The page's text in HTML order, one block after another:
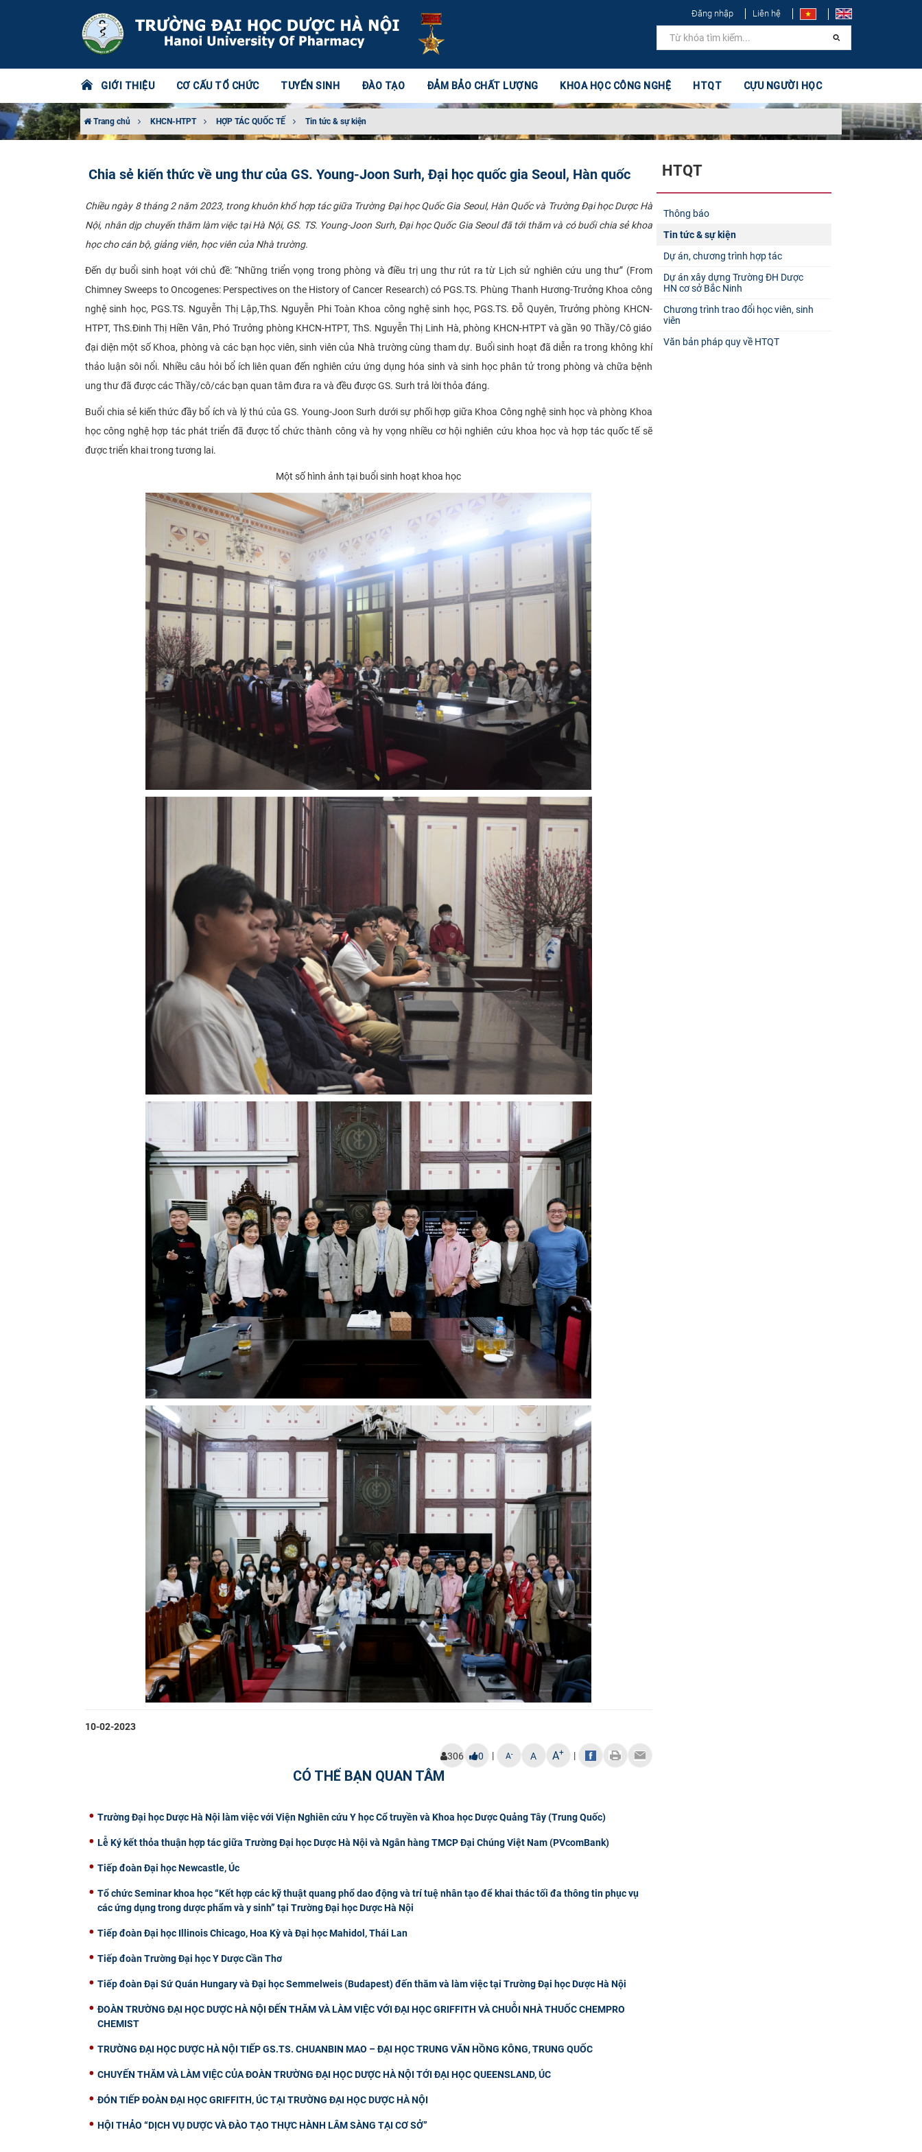
Đăng nhập Liên hệ
GIỚI THIỆU CƠ CẤU TỔ CHỨC TUYỂN SINH ĐÀO TẠO ĐẢM BẢO CHẤT LƯỢNG KHOA HỌC CÔNG NGHỆ HTQT CỰU NGƯỜI HỌC
Trang chủ KHCN-HTPT HỢP TÁC QUỐC TẾ Tin tức & sự kiện
Chia sẻ kiến thức về ung thư của GS. Young-Joon Surh, Đại học quốc gia Seoul, Hàn quốc
Chiều ngày 8 tháng 2 năm 2023, trong khuôn khổ hợp tác giữa Trường Đại học Quốc Gia Seoul, Hàn Quốc và Trường Đại học Dược Hà
Nội, nhân dịp chuyến thăm làm việc tại Hà Nội, GS. TS. Young-Joon Surh, Đại học Quốc Gia Seoul đã tới thăm và có buổi chia sẻ khoa
học cho cán bộ, giảng viên, học viên của Nhà trường.
Đến dự buổi sinh hoạt với chủ đề: “Những triển vọng trong phòng và điều trị ung thư rút ra từ Lịch sử nghiên cứu ung thư” (From
Chimney Sweeps to Oncogenes: Perspectives on the History of Cancer Research) có PGS.TS. Phùng Thanh Hương-Trưởng Khoa công
nghệ sinh học, PGS.TS. Nguyễn Thị Lập,ThS. Nguyễn Phi Toàn Khoa công nghệ sinh học, PGS.TS. Đỗ Quyên, Trưởng phòng KHCN-
HTPT, ThS.Đinh Thị Hiền Vân, Phó Trưởng phòng KHCN-HTPT, ThS. Nguyễn Thị Linh Hà, phòng KHCN-HTPT và gần 90 Thầy/Cô giáo
đại diện một số Khoa, phòng và các bạn học viên, sinh viên của Nhà trường cùng tham dự. Buổi sinh hoạt đã diễn ra trong không khí
thảo luận sôi nổi. Nhiều câu hỏi bổ ích liên quan đến nghiên cứu ứng dụng hóa sinh và sinh học phân tử trong phòng và chữa bệnh
ung thư đã được các Thầy/cô/các bạn quan tâm đưa ra và đều được GS. Surh trả lời thỏa đáng.
Buổi chia sẻ kiến thức đầy bổ ích và lý thú của GS. Young-Joon Surh dưới sự phối hợp giữa Khoa Công nghệ sinh học và phòng Khoa
học công nghệ hợp tác phát triển đã được tổ chức thành công và hy vọng nhiều cơ hội nghiên cứu khoa học và hợp tác quốc tế sẽ
được triển khai trong tương lai.
Một số hình ảnh tại buổi sinh hoạt khoa học
10-02-2023
306 0 | A- A A+ |
CÓ THỂ BẠN QUAN TÂM
Trường Đại học Dược Hà Nội làm việc với Viện Nghiên cứu Y học Cổ truyền và Khoa học Dược Quảng Tây (Trung Quốc)
Lễ Ký kết thỏa thuận hợp tác giữa Trường Đại học Dược Hà Nội và Ngân hàng TMCP Đại Chúng Việt Nam (PVcomBank)
Tiếp đoàn Đại học Newcastle, Úc
Tổ chức Seminar khoa học “Kết hợp các kỹ thuật quang phổ dao động và trí tuệ nhân tạo để khai thác tối đa thông tin phục vụ
các ứng dụng trong dược phẩm và y sinh” tại Trường Đại học Dược Hà Nội
Tiếp đoàn Đại học Illinois Chicago, Hoa Kỳ và Đại học Mahidol, Thái Lan
Tiếp đoàn Trường Đại học Y Dược Cần Thơ
Tiếp đoàn Đại Sứ Quán Hungary và Đại học Semmelweis (Budapest) đến thăm và làm việc tại Trường Đại học Dược Hà Nội
ĐOÀN TRƯỜNG ĐẠI HỌC DƯỢC HÀ NỘI ĐẾN THĂM VÀ LÀM VIỆC VỚI ĐẠI HỌC GRIFFITH VÀ CHUỖI NHÀ THUỐC CHEMPRO
CHEMIST
TRƯỜNG ĐẠI HỌC DƯỢC HÀ NỘI TIẾP GS.TS. CHUANBIN MAO – ĐẠI HỌC TRUNG VĂN HỒNG KÔNG, TRUNG QUỐC
CHUYẾN THĂM VÀ LÀM VIỆC CỦA ĐOÀN TRƯỜNG ĐẠI HỌC DƯỢC HÀ NỘI TỚI ĐẠI HỌC QUEENSLAND, ÚC
ĐÓN TIẾP ĐOÀN ĐẠI HỌC GRIFFITH, ÚC TẠI TRƯỜNG ĐẠI HỌC DƯỢC HÀ NỘI
HỘI THẢO “DỊCH VỤ DƯỢC VÀ ĐÀO TẠO THỰC HÀNH LÂM SÀNG TẠI CƠ SỞ”
HTQT
Thông báo
Tin tức & sự kiện
Dự án, chương trình hợp tác
Dự án xây dựng Trường ĐH Dược
HN cơ sở Bắc Ninh
Chương trình trao đổi học viên, sinh
viên
Văn bản pháp quy về HTQT